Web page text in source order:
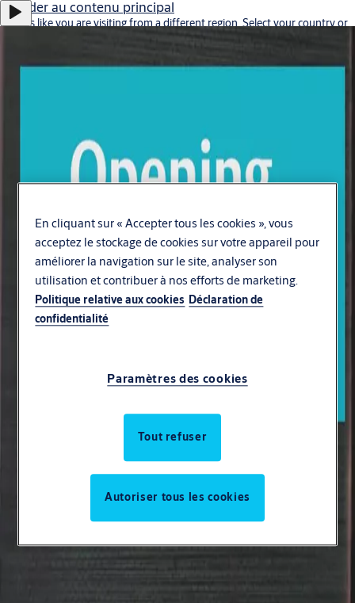
Accéder au contenu principal
It looks like you are visiting from a different region. Select your country or
Investisseurs
France
Solutions
En cliquant sur « Accepter tous les cookies », vous
acceptez le stockage de cookies sur votre appareil pour
améliorer la navigation sur le site, analyser son
utilisation et contribuer à nos efforts de marketing.
Politique relative aux cookies Déclaration de
confidentialité
Paramètres des cookies
Tout refuser
Autoriser tous les cookies